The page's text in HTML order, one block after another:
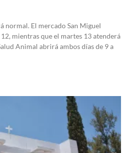
normal. El mercado San Miguel
mientras que el martes 13 atenderá
Animal abrirá ambos días de 9 a